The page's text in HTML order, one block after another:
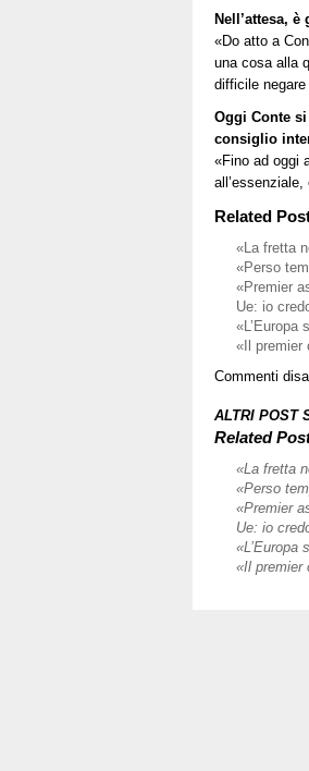
Nell’attesa,
«Do atto a
una cosa alla
difficile
Oggi Conte
consiglio
«Fino ad oggi
Related
«La fretta
«Perso
«Premier
Ue: io
«Il premier
Commenti
ALTRI POST
Related
«La fretta
«Perso
«Premier
Ue: io
«Il premier